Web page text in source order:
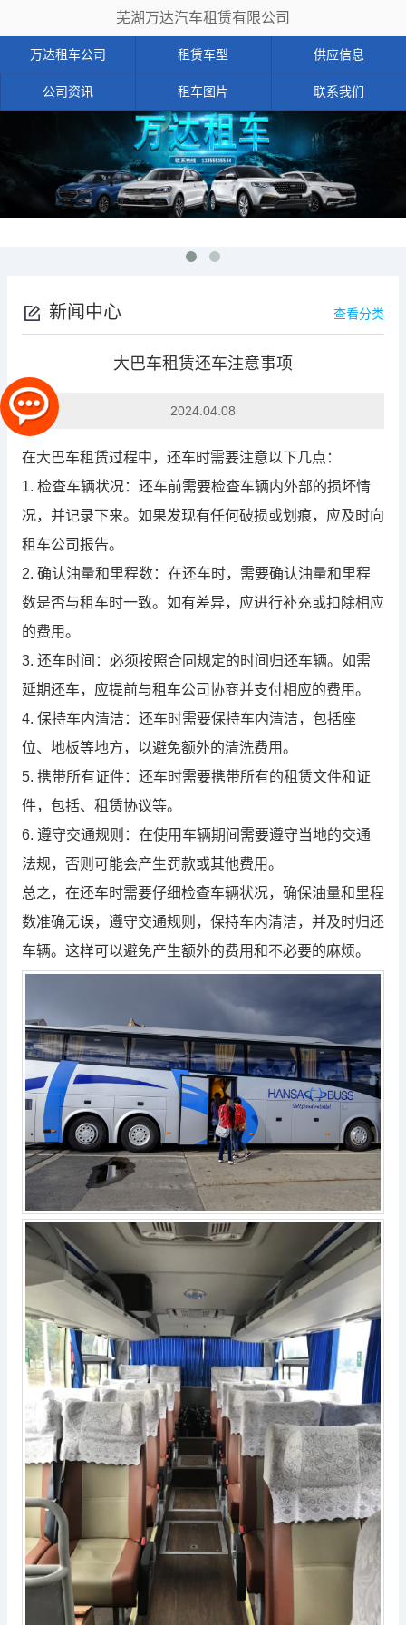
芜湖万达汽车租赁有限公司
万达租车公司 租赁车型 供应信息
公司资讯 租车图片 联系我们
新闻中心 查看分类
大巴车租赁还车注意事项
2024.04.08
在大巴车租赁过程中，还车时需要注意以下几点：
1. 检查车辆状况：还车前需要检查车辆内外部的损坏情
况，并记录下来。如果发现有任何破损或划痕，应及时向
租车公司报告。
2. 确认油量和里程数：在还车时，需要确认油量和里程
数是否与租车时一致。如有差异，应进行补充或扣除相应
的费用。
3. 还车时间：必须按照合同规定的时间归还车辆。如需
延期还车，应提前与租车公司协商并支付相应的费用。
4. 保持车内清洁：还车时需要保持车内清洁，包括座
位、地板等地方，以避免额外的清洗费用。
5. 携带所有证件：还车时需要携带所有的租赁文件和证
件，包括、租赁协议等。
6. 遵守交通规则：在使用车辆期间需要遵守当地的交通
法规，否则可能会产生罚款或其他费用。
总之，在还车时需要仔细检查车辆状况，确保油量和里程
数准确无误，遵守交通规则，保持车内清洁，并及时归还
车辆。这样可以避免产生额外的费用和不必要的麻烦。